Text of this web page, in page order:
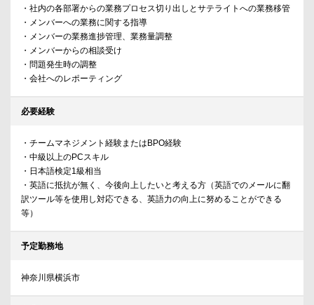
・社内の各部署からの業務プロセス切り出しとサテライトへの業務移管
・メンバーへの業務に関する指導
・メンバーの業務進捗管理、業務量調整
・メンバーからの相談受け
・問題発生時の調整
・会社へのレポーティング
必要経験
・チームマネジメント経験またはBPO経験
・中級以上のPCスキル
・日本語検定1級相当
・英語に抵抗が無く、今後向上したいと考える方（英語でのメールに翻
訳ツール等を使用し対応できる、英語力の向上に努めることができる
等）
予定勤務地
神奈川県横浜市